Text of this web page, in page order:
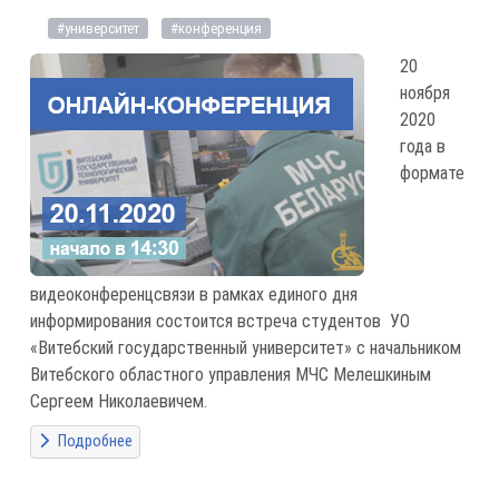
#университет #конференция
20
ноября
2020
года в
формате
видеоконференцсвязи в рамках единого дня
информирования состоится встреча студентов УО
«Витебский государственный университет» с начальником
Витебского областного управления МЧС Мелешкиным
Сергеем Николаевичем.
Подробнее